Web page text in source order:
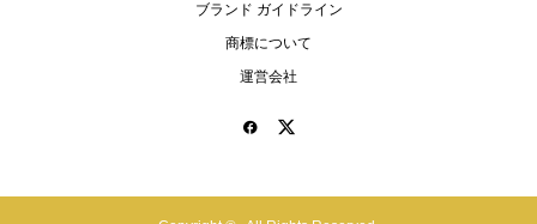
ブランド ガイドライン
商標について
運営会社